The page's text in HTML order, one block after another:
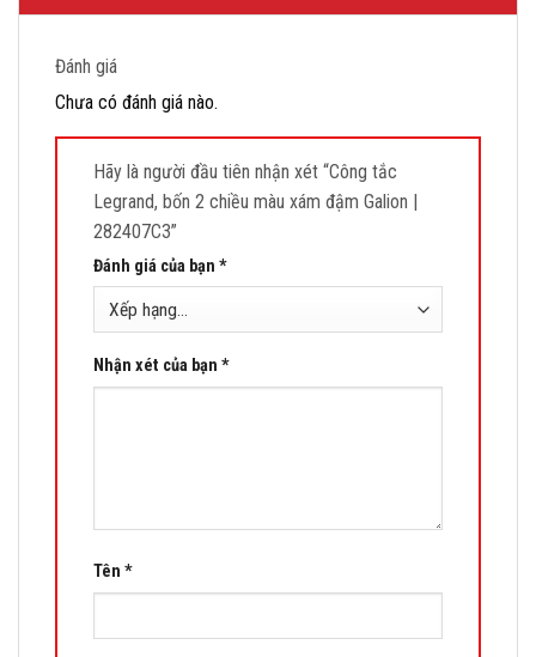
Đánh giá
Chưa có đánh giá nào.
Hãy là người đầu tiên nhận xét “Công tắc
Legrand, bốn 2 chiều màu xám đậm Galion |
282407C3”
Đánh giá của bạn *
Nhận xét của bạn *
Tên *